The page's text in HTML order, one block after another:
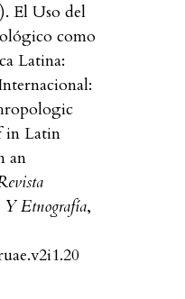
El Uso del
como
Latina:
in Latin
an
Etnografía,